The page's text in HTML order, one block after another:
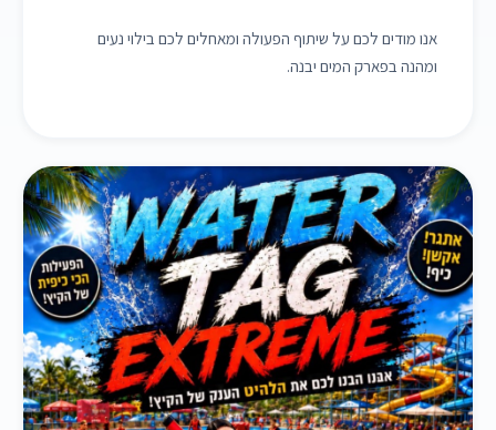
אנו מודים לכם על שיתוף הפעולה ומאחלים לכם בילוי נעים
ומהנה בפארק המים יבנה.